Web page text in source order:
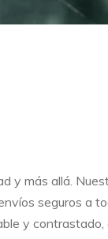
y más allá.
seguros a
y contrastado,